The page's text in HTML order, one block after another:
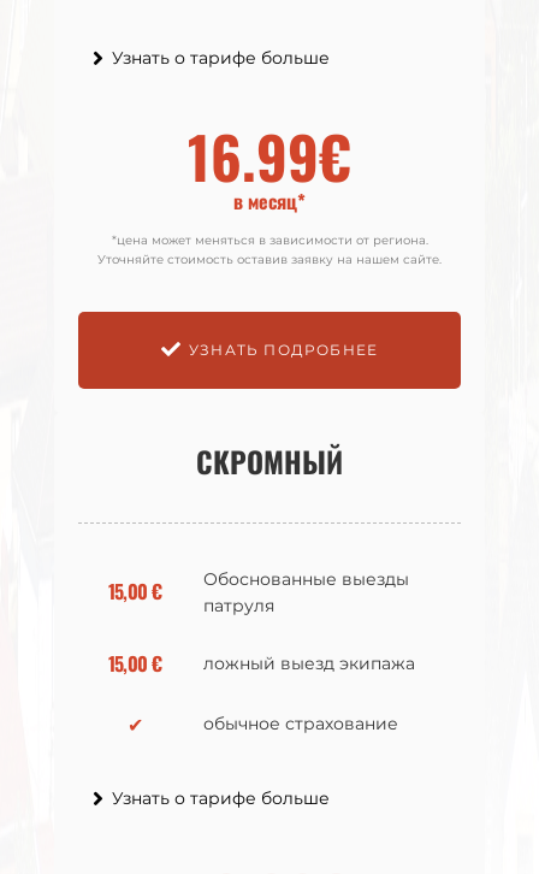
Узнать о тарифе больше
16.99€
в месяц*
*цена может меняться в зависимости от региона.
Уточняйте стоимость оставив заявку на нашем сайте.
УЗНАТЬ ПОДРОБНЕЕ
СКРОМНЫЙ
15,00 €
Обоснованные выезды
патруля
15,00 € ложный выезд экипажа
✔ обычное страхование
Узнать о тарифе больше
Узнать о тарифе больше
18.99€
в месяц*
*цена может меняться в зависимости от региона.
Уточняйте стоимость оставив заявку на нашем сайте.
УЗНАТЬ ПОДРОБНЕЕ
СКРОМНЫЙ
15,00 €
Обоснованные выезды
патруля
15,00 € ложный выезд экипажа
✔ обычное страхование
Узнать о тарифе больше